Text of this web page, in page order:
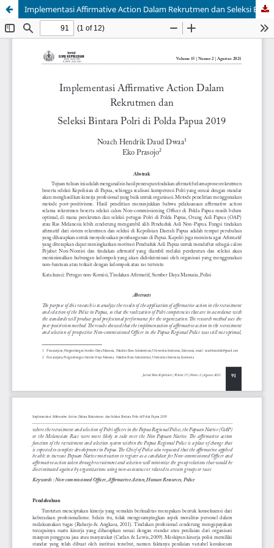
Implementasi Affirmative Action Dalam Rekrutmen dan Seleksi Bintara Polri di Polda Papua 2019